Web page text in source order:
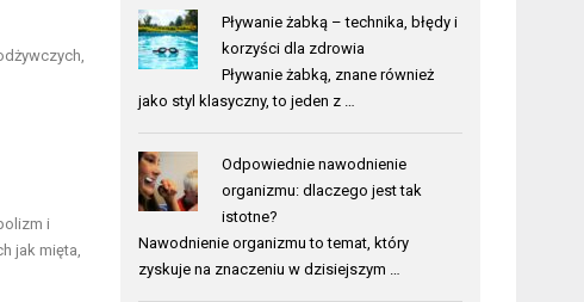
i
jak mięta,
Pływanie żabką – technika, błędy i
korzyści dla zdrowia
Pływanie żabką, znane również
jako styl klasyczny, to jeden z …
Odpowiednie nawodnienie
organizmu: dlaczego jest tak
istotne?
Nawodnienie organizmu to temat, który
zyskuje na znaczeniu w dzisiejszym …